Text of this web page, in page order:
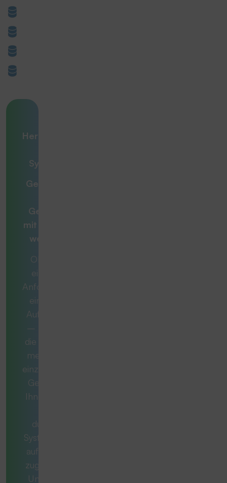
Herausforderung
Systemlösung
Gemeinsam zur
Gesamtlösung
mit
weiterdenken
Ob es sich um
eine konkrete
Anforderung oder
eine komplexe
Aufgabe handelt
– manchmal ist
die ideale Lösung
mehr als nur ein
einzelnes Produkt.
Gemeinsam mit
Ihnen entwickeln
durchdachtes
System, das exakt
auf Ihren Bedarf
zugeschnitten ist.
Unsere Berater